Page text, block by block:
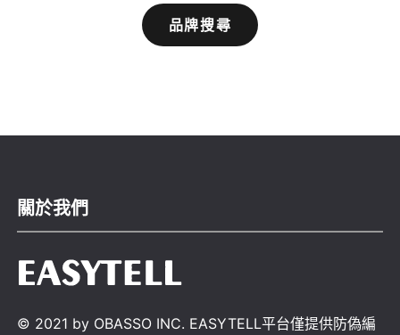
品牌搜尋
關於我們
© 2021 by OBASSO INC. EASYTELL平台僅提供防偽編